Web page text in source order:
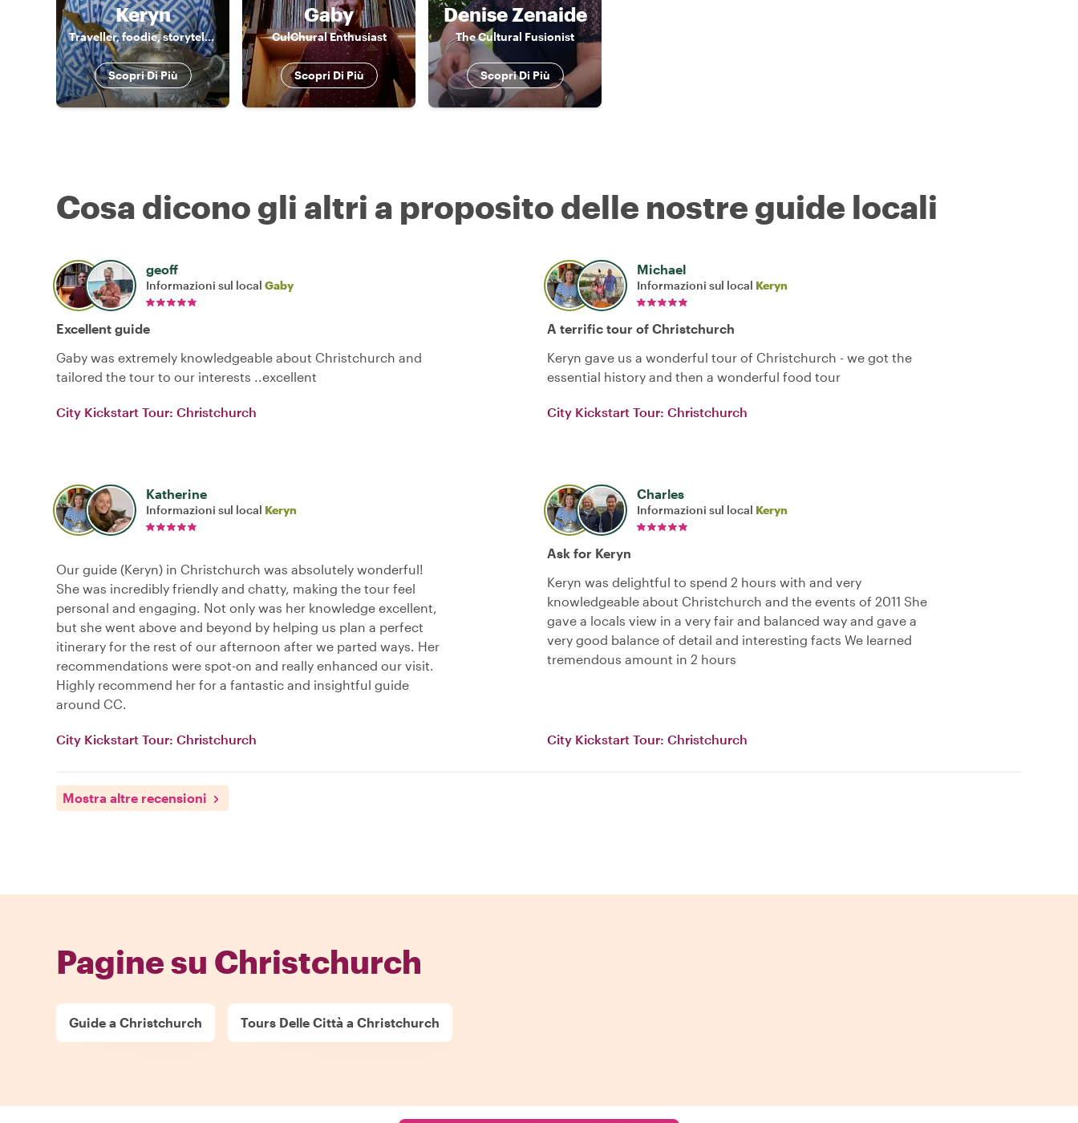
Keryn
Traveller, foodie, storyteller
Scopri Di Più
Gaby
CulChural Enthusiast
Scopri Di Più
Denise Zenaide
The Cultural Fusionist
Scopri Di Più
Cosa dicono gli altri a proposito delle nostre guide locali
geoff
Informazioni sul local Gaby
Excellent guide
Gaby was extremely knowledgeable about Christchurch and
tailored the tour to our interests ..excellent
City Kickstart Tour: Christchurch
Michael
Informazioni sul local Keryn
A terrific tour of Christchurch
Keryn gave us a wonderful tour of Christchurch - we got the
essential history and then a wonderful food tour
City Kickstart Tour: Christchurch
Katherine
Informazioni sul local Keryn
Our guide (Keryn) in Christchurch was absolutely wonderful!
She was incredibly friendly and chatty, making the tour feel
personal and engaging. Not only was her knowledge excellent,
but she went above and beyond by helping us plan a perfect
itinerary for the rest of our afternoon after we parted ways. Her
recommendations were spot-on and really enhanced our visit.
Highly recommend her for a fantastic and insightful guide
around CC.
City Kickstart Tour: Christchurch
Charles
Informazioni sul local Keryn
Ask for Keryn
Keryn was delightful to spend 2 hours with and very
knowledgeable about Christchurch and the events of 2011 She
gave a locals view in a very fair and balanced way and gave a
very good balance of detail and interesting facts We learned
tremendous amount in 2 hours
City Kickstart Tour: Christchurch
Mostra altre recensioni
Pagine su Christchurch
Guide a Christchurch Tours Delle Città a Christchurch